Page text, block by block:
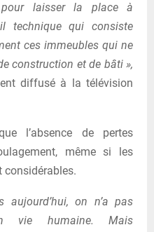
pour laisser la place à
technique qui consiste
ces immeubles qui ne
construction et de bâti »,
diffusé à la télévision
l’absence de pertes
même si les
considérables.
aujourd’hui, on n’a pas
vie humaine. Mais